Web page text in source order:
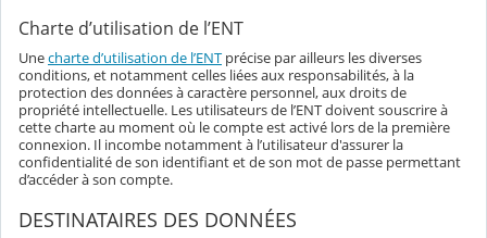
Charte d’utilisation de l’ENT
Unecharte d’utilisation de l’ENT précise par ailleurs les diverses
conditions, et notamment celles liées aux responsabilités, à la
protection des données à caractère personnel, aux droits de
propriété intellectuelle. Les utilisateurs de l’ENT doivent souscrire à
cette charte au moment où le compte est activé lors de la première
connexion. Il incombe notamment à l’utilisateur d'assurer la
confidentialité de son identifiant et de son mot de passe permettant
d’accéder à son compte.
DESTINATAIRES DES DONNÉES